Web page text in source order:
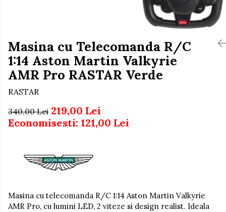
Caluti balansoar
Interactive, educative si
muzicale
Blocuri de constructie
De plus
Fotolii gonflabile
Jocuri de indemanare
Perioada Sarcinii
Pompe de san
Sisteme De Purtare
Masina cu Telecomanda R/C
1:14 Aston Martin Valkyrie
AMR Pro RASTAR Verde
RASTAR
340,00 Lei 219,00 Lei
Economisesti: 121,00 Lei
Masina cu telecomanda R/C 1:14 Aston Martin Valkyrie
AMR Pro, cu lumini LED, 2 viteze si design realist. Ideala